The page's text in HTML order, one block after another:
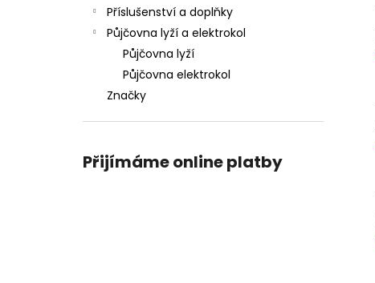
Příslušenství a doplňky
Půjčovna lyží a elektrokol
Půjčovna lyží
Půjčovna elektrokol
Značky
Přijímáme online platby